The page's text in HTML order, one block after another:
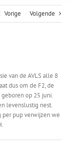
Vorige Volgende
van de AVLS alle 8
dus om de F2, de
op 25 juni.
levenslustig nest.
per pup verwijzen we